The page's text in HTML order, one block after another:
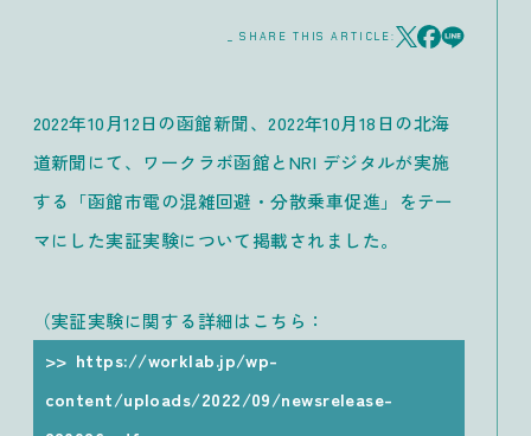
_ SHARE THIS ARTICLE:
2022年10月12日の函館新聞、2022年10月18日の北海
道新聞にて、ワークラボ函館とNRI デジタルが実施
する「函館市電の混雑回避・分散乗車促進」をテー
マにした実証実験について掲載されました。
（実証実験に関する詳細はこちら：
https://worklab.jp/wp-
content/uploads/2022/09/newsrelease-